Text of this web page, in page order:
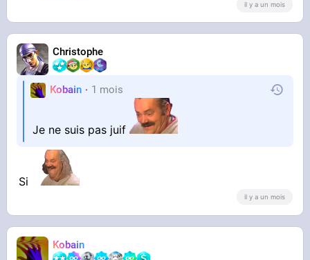
il y a un mois
Christophe
Kobain 1 mois
Je ne suis pas juif
Si
il y a un mois
Kobain